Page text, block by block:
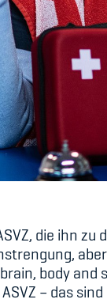
die ihn
body
– das